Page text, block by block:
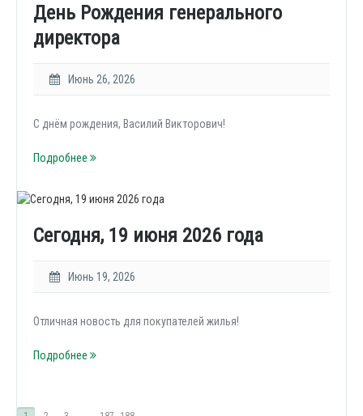
День Рождения генерального
директора
Июнь 26, 2026
С днём рождения, Василий Викторович!
Подробнее
Сегодня, 19 июня 2026 года
Июнь 19, 2026
Отличная новость для покупателей жилья!
Подробнее